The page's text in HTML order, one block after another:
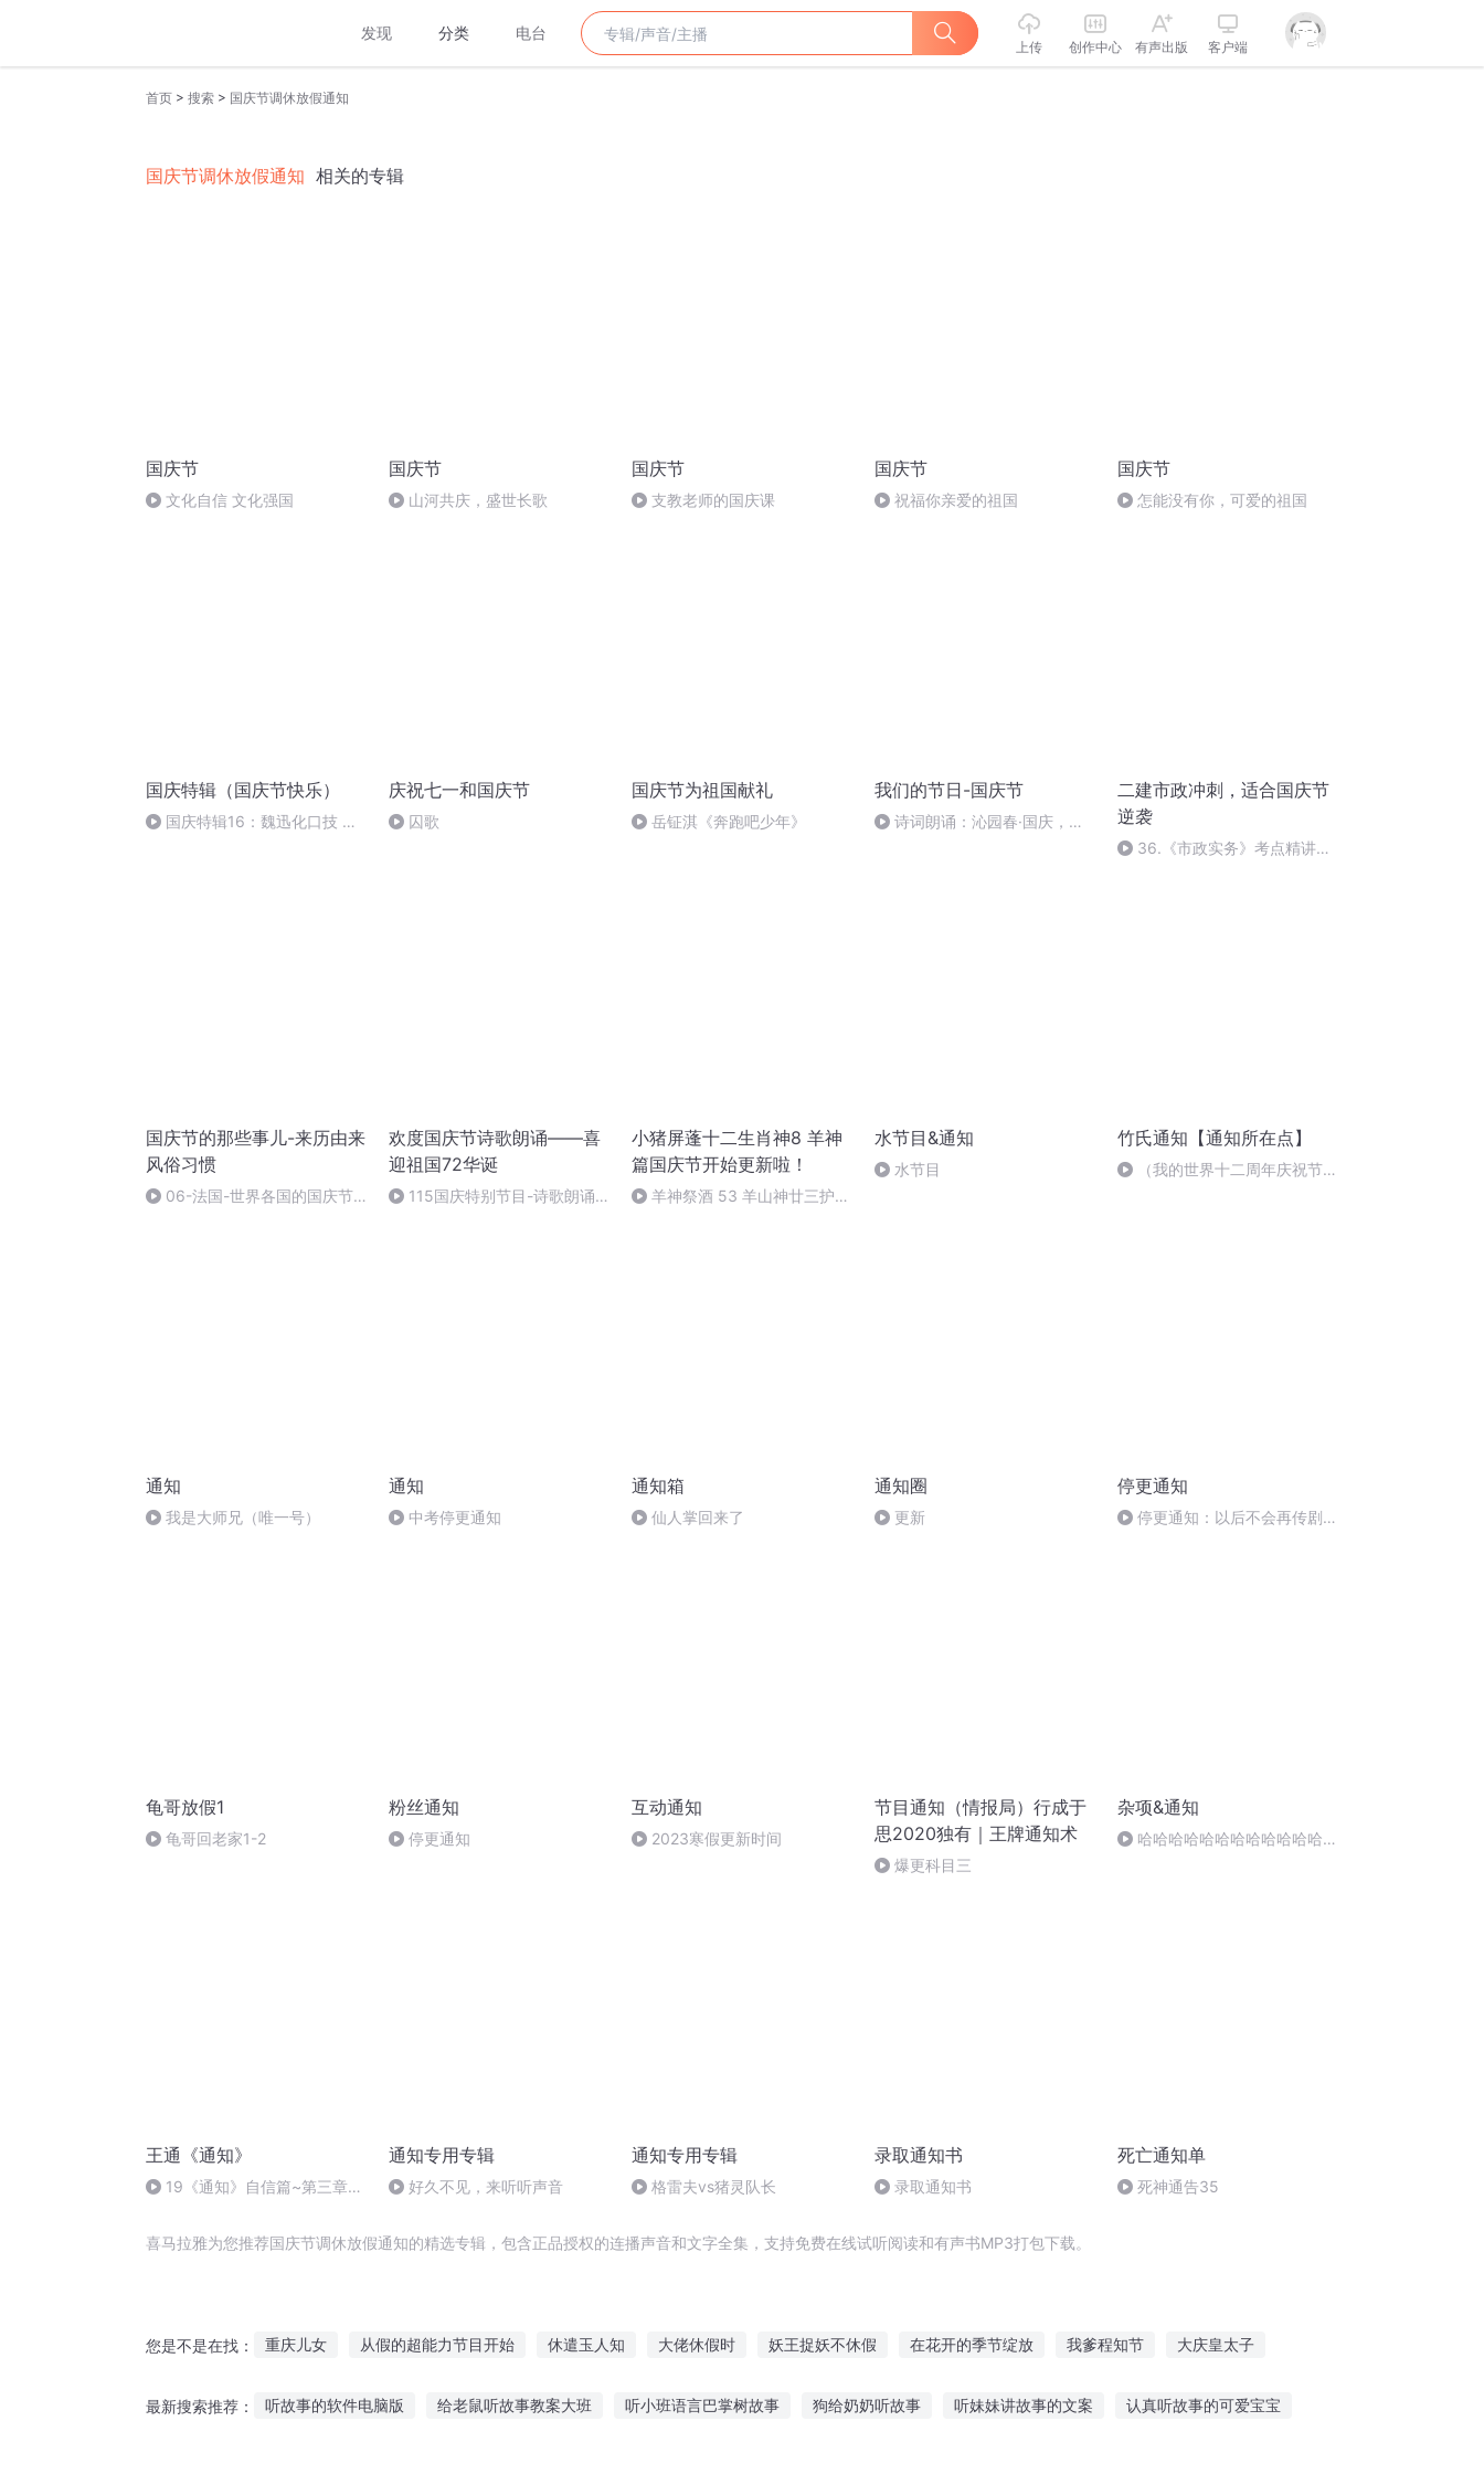
发现 分类 电台
上传 创作中心 有声出版 客户端
首页 > 搜索 > 国庆节调休放假通知
国庆节调休放假通知 相关的专辑
国庆节
文化自信 文化强国
国庆节
山河共庆，盛世长歌
国庆节
支教老师的国庆课
国庆节
祝福你亲爱的祖国
国庆节
怎能没有你，可爱的祖国
国庆特辑（国庆节快乐）
国庆特辑16：魏迅化口技 二
庆祝七一和国庆节
囚歌
国庆节为祖国献礼
岳钲淇《奔跑吧少年》
我们的节日-国庆节
诗词朗诵：沁园春·国庆，朗
二建市政冲刺，适合国庆节
逆袭
36.《市政实务》考点精讲第
国庆节的那些事儿-来历由来
风俗习惯
06-法国-世界各国的国庆节-
欢度国庆节诗歌朗诵——喜
迎祖国72华诞
115国庆特别节目-诗歌朗诵-
小猪屏蓬十二生肖神8 羊神
篇国庆节开始更新啦！
羊神祭酒 53 羊山神廿三护祭
水节目&通知
水节目
竹氏通知【通知所在点】
（我的世界十二周年庆祝节
通知
我是大师兄（唯一号）
通知
中考停更通知
通知箱
仙人掌回来了
通知圈
更新
停更通知
停更通知：以后不会再传剧
龟哥放假1
龟哥回老家1-2
粉丝通知
停更通知
互动通知
2023寒假更新时间
节目通知（情报局）行成于
思2020独有｜王牌通知术
爆更科目三
杂项&通知
哈哈哈哈哈哈哈哈哈哈哈哈哈
王通《通知》
19《通知》自信篇~第三章提
通知专用专辑
好久不见，来听听声音
通知专用专辑
格雷夫vs猪灵队长
录取通知书
录取通知书
死亡通知单
死神通告35
喜马拉雅为您推荐国庆节调休放假通知的精选专辑，包含正品授权的连播声音和文字全集，支持免费在线试听阅读和有声书MP3打包下载。
您是不是在找： 重庆儿女 从假的超能力节目开始 休遣玉人知 大佬休假时 妖王捉妖不休假 在花开的季节绽放 我爹程知节 大庆皇太子
最新搜索推荐： 听故事的软件电脑版 给老鼠听故事教案大班 听小班语言巴掌树故事 狗给奶奶听故事 听妹妹讲故事的文案 认真听故事的可爱宝宝